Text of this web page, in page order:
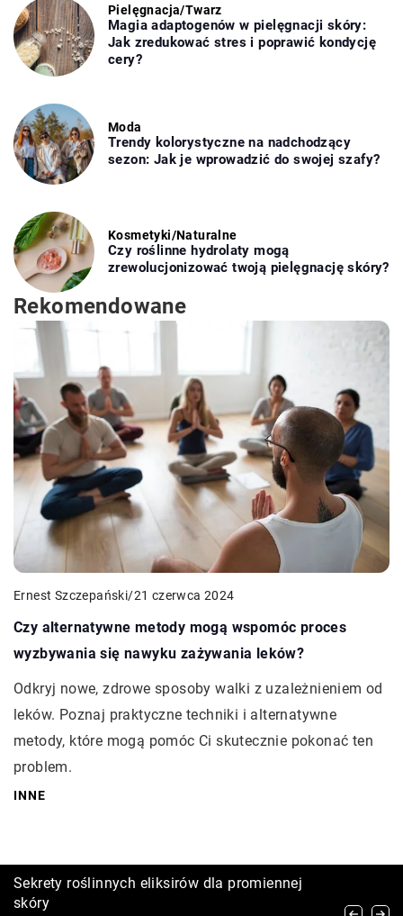
Pielęgnacja/Twarz
Magia adaptogenów w pielęgnacji skóry:
Jak zredukować stres i poprawić kondycję
cery?
Moda
Trendy kolorystyczne na nadchodzący
sezon: Jak je wprowadzić do swojej szafy?
Kosmetyki/Naturalne
Czy roślinne hydrolaty mogą
zrewolucjonizować twoją pielęgnację skóry?
Rekomendowane
Ernest Szczepański/21 czerwca 2024
Czy alternatywne metody mogą wspomóc proces
wyzbywania się nawyku zażywania leków?
Odkryj nowe, zdrowe sposoby walki z uzależnieniem od
leków. Poznaj praktyczne techniki i alternatywne
metody, które mogą pomóc Ci skutecznie pokonać ten
problem.
INNE
Odkryj moc adaptogenów w codziennej
pielęgnacji twarzy
Sekrety roślinnych eliksirów dla promiennej
skóry
Jak wybrać odpowiednie wyposażenie dla
twojego salonu kosmetycznego – od urządzeń